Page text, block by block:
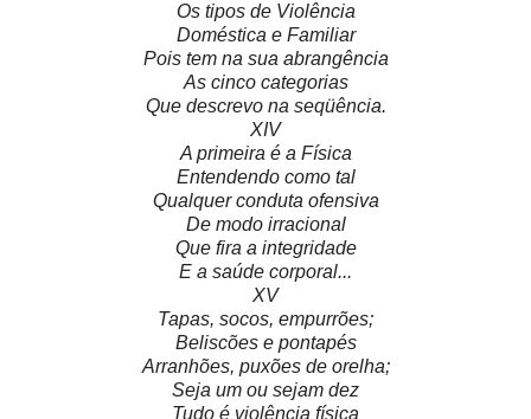
Os tipos de Violência
Doméstica e Familiar
Pois tem na sua abrangência
As cinco categorias
Que descrevo na seqüência.
XIV
A primeira é a Física
Entendendo como tal
Qualquer conduta ofensiva
De modo irracional
Que fira a integridade
E a saúde corporal...
XV
Tapas, socos, empurrões;
Beliscões e pontapés
Arranhões, puxões de orelha;
Seja um ou sejam dez
Tudo é violência física